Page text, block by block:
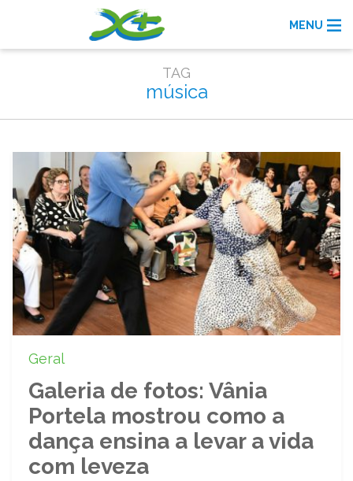
MENU
TAG
música
Geral
Galeria de fotos: Vânia
Portela mostrou como a
dança ensina a levar a vida
com leveza